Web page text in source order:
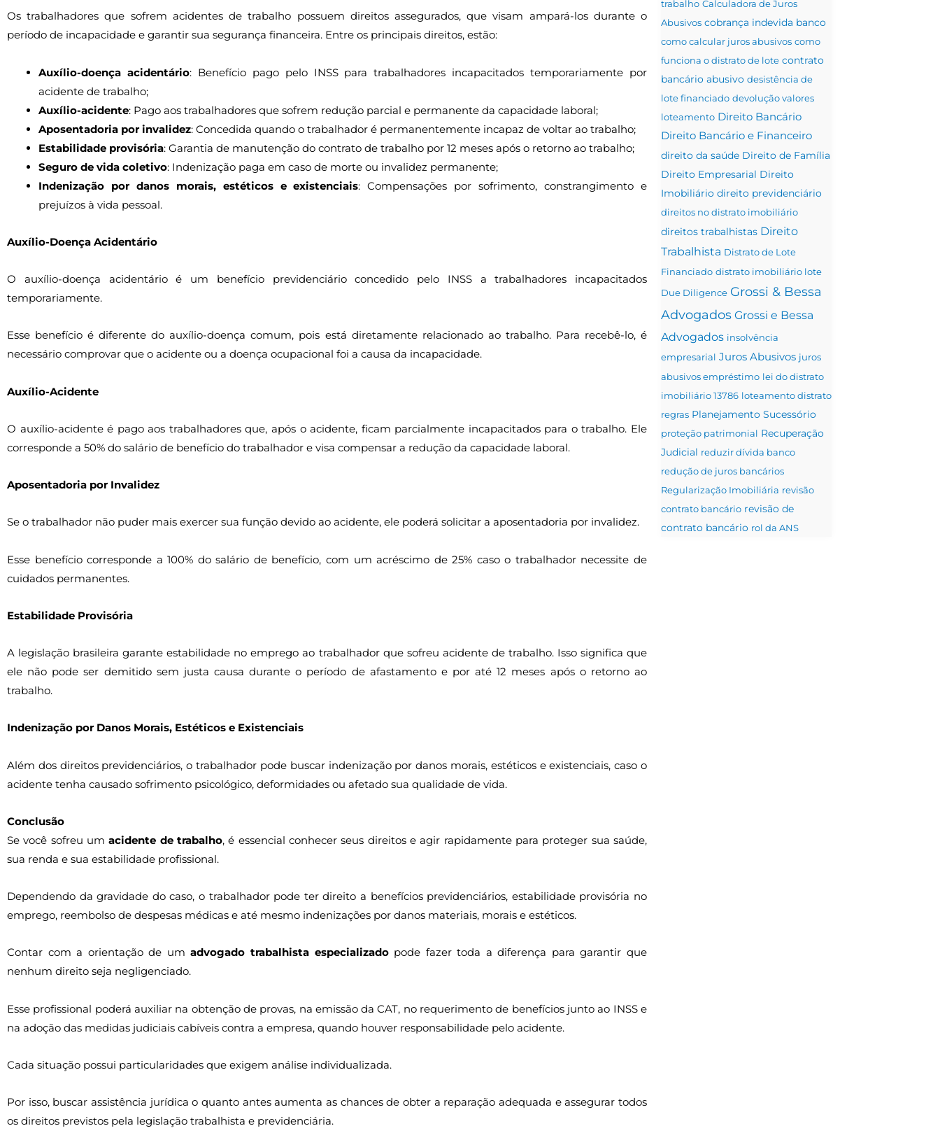
Os trabalhadores que sofrem acidentes de trabalho possuem direitos assegurados, que visam ampará-los durante o
período de incapacidade e garantir sua segurança financeira. Entre os principais direitos, estão:
Auxílio-doença acidentário: Benefício pago pelo INSS para trabalhadores incapacitados temporariamente por
acidente de trabalho;
Auxílio-acidente: Pago aos trabalhadores que sofrem redução parcial e permanente da capacidade laboral;
Aposentadoria por invalidez: Concedida quando o trabalhador é permanentemente incapaz de voltar ao trabalho;
Estabilidade provisória: Garantia de manutenção do contrato de trabalho por 12 meses após o retorno ao trabalho;
Seguro de vida coletivo: Indenização paga em caso de morte ou invalidez permanente;
Indenização por danos morais, estéticos e existenciais: Compensações por sofrimento, constrangimento e
prejuízos à vida pessoal.
Auxílio-Doença Acidentário
O auxílio-doença acidentário é um benefício previdenciário concedido pelo INSS a trabalhadores incapacitados
temporariamente.
Esse benefício é diferente do auxílio-doença comum, pois está diretamente relacionado ao trabalho. Para recebê-lo, é
necessário comprovar que o acidente ou a doença ocupacional foi a causa da incapacidade.
Auxílio-Acidente
O auxílio-acidente é pago aos trabalhadores que, após o acidente, ficam parcialmente incapacitados para o trabalho. Ele
corresponde a 50% do salário de benefício do trabalhador e visa compensar a redução da capacidade laboral.
Aposentadoria por Invalidez
Se o trabalhador não puder mais exercer sua função devido ao acidente, ele poderá solicitar a aposentadoria por invalidez.
Esse benefício corresponde a 100% do salário de benefício, com um acréscimo de 25% caso o trabalhador necessite de
cuidados permanentes.
Estabilidade Provisória
A legislação brasileira garante estabilidade no emprego ao trabalhador que sofreu acidente de trabalho. Isso significa que
ele não pode ser demitido sem justa causa durante o período de afastamento e por até 12 meses após o retorno ao
trabalho.
Indenização por Danos Morais, Estéticos e Existenciais
Além dos direitos previdenciários, o trabalhador pode buscar indenização por danos morais, estéticos e existenciais, caso o
acidente tenha causado sofrimento psicológico, deformidades ou afetado sua qualidade de vida.
Conclusão
Se você sofreu umacidente de trabalho, é essencial conhecer seus direitos e agir rapidamente para proteger sua saúde,
sua renda e sua estabilidade profissional.
Dependendo da gravidade do caso, o trabalhador pode ter direito a benefícios previdenciários, estabilidade provisória no
emprego, reembolso de despesas médicas e até mesmo indenizações por danos materiais, morais e estéticos.
Contar com a orientação de umadvogado trabalhista especializadopode fazer toda a diferença para garantir que
nenhum direito seja negligenciado.
Esse profissional poderá auxiliar na obtenção de provas, na emissão da CAT, no requerimento de benefícios junto ao INSS e
na adoção das medidas judiciais cabíveis contra a empresa, quando houver responsabilidade pelo acidente.
Cada situação possui particularidades que exigem análise individualizada.
Por isso, buscar assistência jurídica o quanto antes aumenta as chances de obter a reparação adequada e assegurar todos
os direitos previstos pela legislação trabalhista e previdenciária.
trabalho Calculadora de Juros
Abusivos cobrança indevida banco
como calcular juros abusivos como
funciona o distrato de lote contrato
bancário abusivo desistência de
lote financiado devolução valores
loteamento Direito Bancário
Direito Bancário e Financeiro
direito da saúde Direito de Família
Direito Empresarial Direito
Imobiliário direito previdenciário
direitos no distrato imobiliário
direitos trabalhistas Direito
Trabalhista Distrato de Lote
Financiado distrato imobiliário lote
Due Diligence Grossi & Bessa
Advogados Grossi e Bessa
Advogados insolvência
empresarial Juros Abusivos juros
abusivos empréstimo lei do distrato
imobiliário 13786 loteamento distrato
regras Planejamento Sucessório
proteção patrimonial Recuperação
Judicial reduzir dívida banco
redução de juros bancários
Regularização Imobiliária revisão
contrato bancário revisão de
contrato bancário rol da ANS